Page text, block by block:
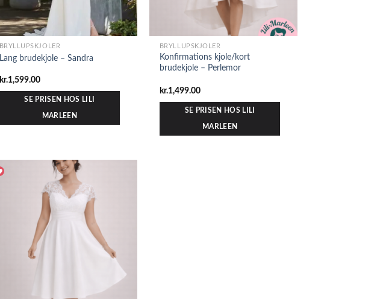
BRYLLUPSKJOLER
Lang brudekjole – Sandra
kr.1,599.00
SE PRISEN HOS LILI
MARLEEN
BRYLLUPSKJOLER
Konfirmations kjole/kort
brudekjole – Perlemor
kr.1,499.00
SE PRISEN HOS LILI
MARLEEN